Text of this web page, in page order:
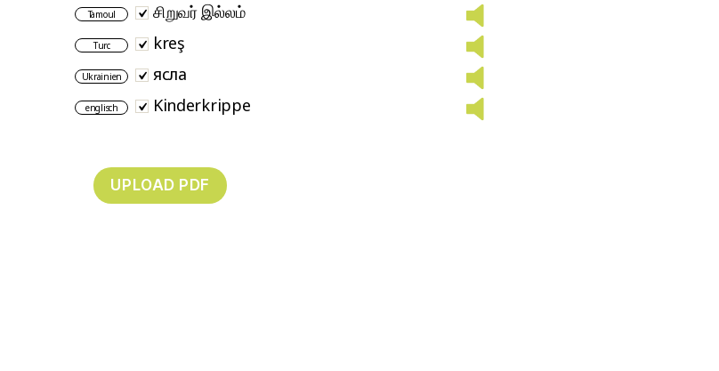
Tamoul சிறுவர் இல்லம்
Turc kreş
Ukrainien ясла
englisch Kinderkrippe